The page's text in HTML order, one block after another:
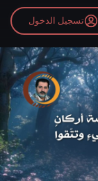
تسجيل الدخول